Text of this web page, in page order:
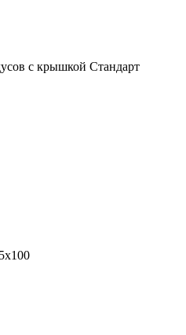
с крышкой Стандарт